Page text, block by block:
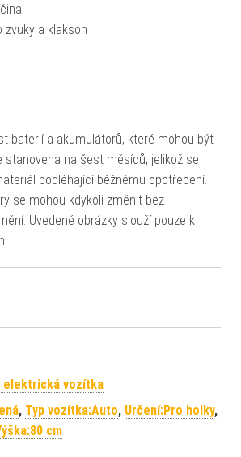
a klakson
baterií a akumulátorů, které mohou být
stanovena na šest měsíců, jelikož se
podléhající běžnému opotřebení.
se mohou kdykoli změnit bez
Uvedené obrázky slouží pouze k
elektrická vozítka
, Typ vozítka:Auto, Určení:Pro holky,
cm